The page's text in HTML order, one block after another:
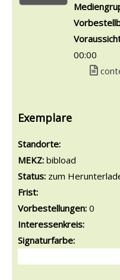
00:00
Link
Exemplare
Standorte:
MEKZ: bibload
Status: zum
Frist:
Vorbestellungen: 0
Interessenkreis:
Signaturfarbe: